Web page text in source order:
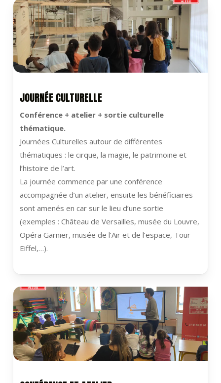
JOURNÉE CULTURELLE
Conférence + atelier + sortie culturelle
thématique.
Journées Culturelles autour de différentes
thématiques : le cirque, la magie, le patrimoine et
l’histoire de l’art.
La journée commence par une conférence
accompagnée d’un atelier, ensuite les bénéficiaires
sont amenés en car sur le lieu d’une sortie
(exemples : Château de Versailles, musée du Louvre,
Opéra Garnier, musée de l’Air et de l’espace, Tour
Eiffel,…).